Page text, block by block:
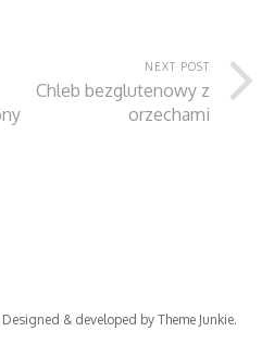
NEXT POST
Chleb bezglutenowy z
orzechami
Designed & developed by Theme Junkie.